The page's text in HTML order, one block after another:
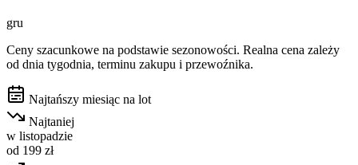
gru
Ceny szacunkowe na podstawie sezonowości. Realna cena zależy
od dnia tygodnia, terminu zakupu i przewoźnika.
Najtańszy miesiąc na lot
Najtaniej
w listopadzie
od 199 zł